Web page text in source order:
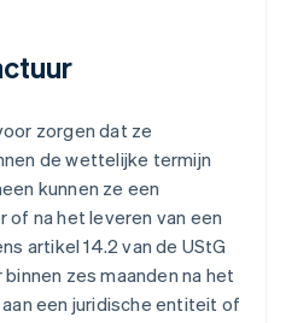
zorgen dat ze
de wettelijke termijn
kunnen ze een
na het leveren van een
artikel 14.2 van de UStG
zes maanden na het
een juridische entiteit of